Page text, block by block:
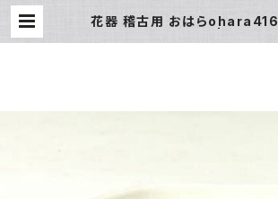
花器 稽古用 おはらohara416 花瓶